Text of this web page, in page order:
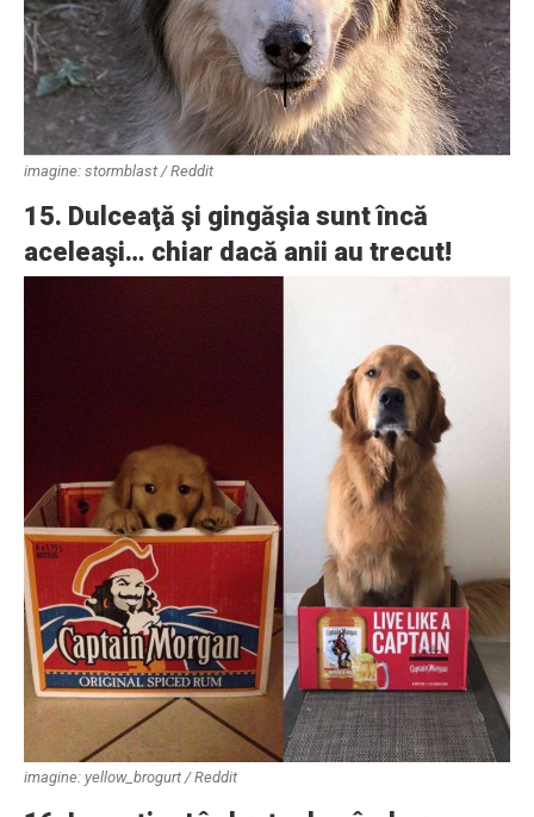
imagine: stormblast / Reddit
15. Dulceaţă şi gingăşia sunt încă
aceleaşi… chiar dacă anii au trecut!
imagine: yellow_brogurt / Reddit